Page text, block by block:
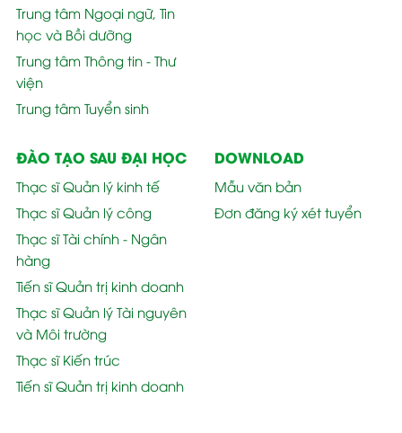
Trung tâm Ngoại ngữ, Tin
học và Bồi dưỡng
Trung tâm Thông tin - Thư
viện
Trung tâm Tuyển sinh
ĐÀO TẠO SAU ĐẠI HỌC
Thạc sĩ Quản lý kinh tế
Thạc sĩ Quản lý công
Thạc sĩ Tài chính - Ngân
hàng
Tiến sĩ Quản trị kinh doanh
Thạc sĩ Quản lý Tài nguyên
và Môi trường
Thạc sĩ Kiến trúc
Tiến sĩ Quản trị kinh doanh
DOWNLOAD
Mẫu văn bản
Đơn đăng ký xét tuyển